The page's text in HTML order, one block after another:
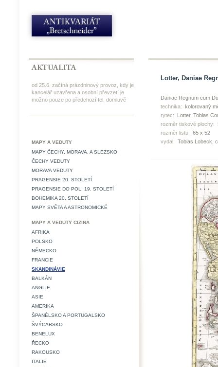
od 25.6. začíná prázdninový provoz, kdy je
kancelář uzavřena a osobní převzetí je
možno pouze po předchozí tel. domluvě
MAPY A VEDUTY
MAPY ČECHY, MORAVA, A SLEZSKO
ČECHY VEDUTY
MORAVA VEDUTY
PRAGENSIE 20. STOLETÍ
PRAGENSIE DO POL. 19. STOLETÍ
BOHEMIKA 20. STOLETÍ
MAPY SVĚTA A ASTRONOMICKÉ
MAPY A VEDUTY CIZINA
AFRIKA
POLSKO
NĚMECKO
FRANCIE
SKANDINÁVIE
BALKÁN
ANGLIE
ASIE
AMERIKA
ŠPANĚLSKO A PORTUGALSKO
ŠVÝCARSKO
BENELUX
ŘECKO
RAKOUSKO
ITALIE
Lotter, Daniae
Daniae Regnum cum
technika: kolorovaný
rytec:
Lotter, Tobias
rozměr tiskové plochy:
rozměr listu: 65 x 52
vydal: Tobias Lobeck,